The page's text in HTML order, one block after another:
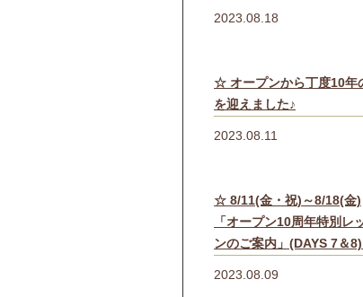
2023.08.18
☆ オープンから丁度10年
を迎えました♪
2023.08.11
☆ 8/11(金・祝)～8/18(金)
「オープン10周年特別レ
ンのご案内」(DAYS 7＆
2023.08.09